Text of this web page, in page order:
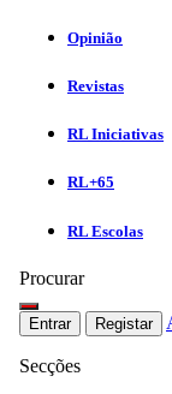
Opinião
Revistas
RL Iniciativas
RL+65
RL Escolas
Procurar
Entrar Registar
Secções